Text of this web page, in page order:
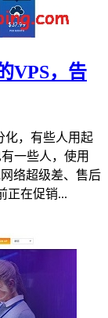
VPS，告
化，有些人用起
一些人，使用
络超级差、售后
正在促销...